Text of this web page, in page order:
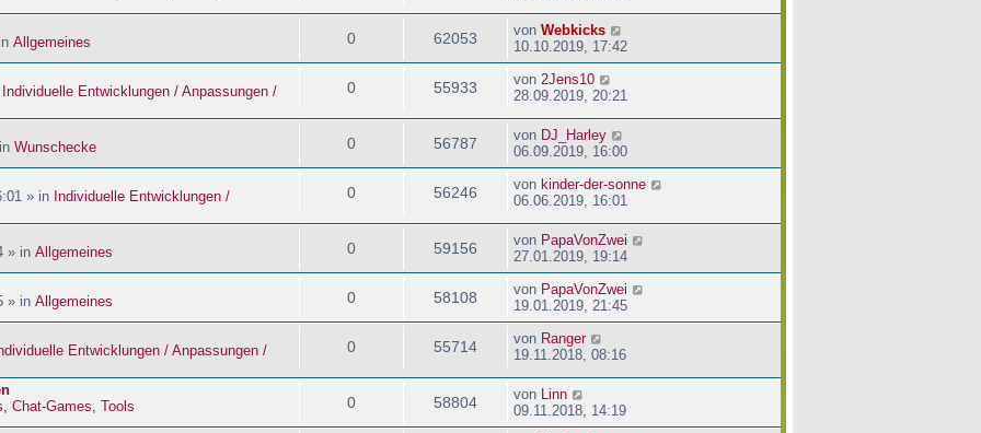
Allgemeines 0 62053 von Webkicks
10.10.2019, 17:42
Individuelle Entwicklungen / Anpassungen /
0 55933 von 2Jens10
28.09.2019, 20:21
Wunschecke 0 56787 von DJ_Harley
06.09.2019, 16:00
» in Individuelle Entwicklungen /
0 56246 von kinder-der-sonne
06.06.2019, 16:01
» in Allgemeines 0 59156 von PapaVonZwei
27.01.2019, 19:14
» in Allgemeines 0 58108 von PapaVonZwei
19.01.2019, 21:45
Entwicklungen / Anpassungen /
0 55714 von Ranger
19.11.2018, 08:16
Chat-Games, Tools 0 58804 von
Linn
09.11.2018, 14:19